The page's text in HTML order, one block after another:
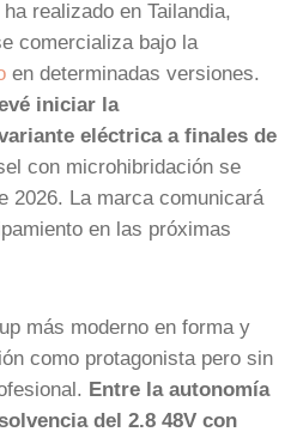
realizado en Tailandia,
comercializa bajo la
en determinadas versiones.
iniciar la
eléctrica a finales de
con microhibridación se
2026. La marca comunicará
en las próximas
más moderno en forma y
como protagonista pero sin
Entre la autonomía
del 2.8 48V con